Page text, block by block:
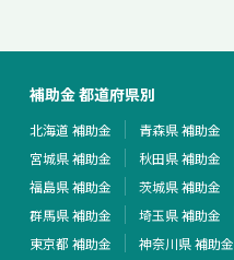
補助金 都道府県別
北海道 補助金 青森県 補助金
宮城県 補助金
秋田県 補助金
福島県 補助金
茨城県 補助金
群馬県 補助金
埼玉県 補助金
東京都 補助金
神奈川県 補助金